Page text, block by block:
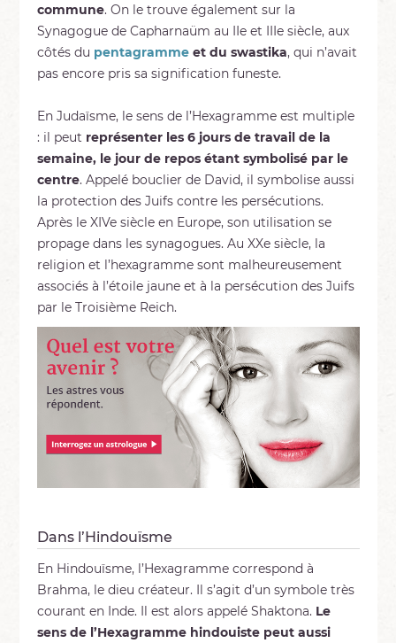
commune. On le trouve également sur la
Synagogue de Capharnaüm au IIe et IIIe siècle, aux
côtés du pentagramme et du swastika, qui n’avait
pas encore pris sa signification funeste.
En Judaïsme, le sens de l’Hexagramme est multiple
: il peut représenter les 6 jours de travail de la
semaine, le jour de repos étant symbolisé par le
centre. Appelé bouclier de David, il symbolise aussi
la protection des Juifs contre les persécutions.
Après le XIVe siècle en Europe, son utilisation se
propage dans les synagogues. Au XXe siècle, la
religion et l’hexagramme sont malheureusement
associés à l’étoile jaune et à la persécution des Juifs
par le Troisième Reich.
Dans l’Hindouïsme
En Hindouïsme, l’Hexagramme correspond à
Brahma, le dieu créateur. Il s’agit d’un symbole très
courant en Inde. Il est alors appelé Shaktona. Le
sens de l’Hexagramme hindouiste peut aussi